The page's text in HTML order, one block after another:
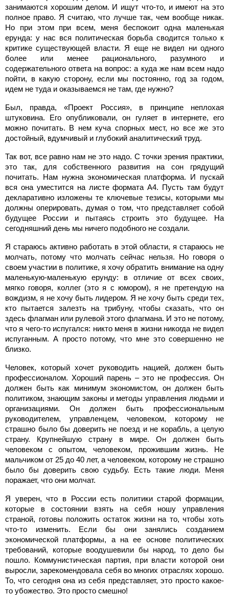
занимаются хорошим делом. И ищут что-то, и имеют на это
полное право. Я считаю, что лучше так, чем вообще никак.
Но при этом при всем, меня беспокоит одна маленькая
ерунда: у нас вся политическая борьба сводится только к
критике существующей власти. Я еще не видел ни одного
более или менее рационального, разумного и
содержательного ответа на вопрос: а куда же нам всем надо
пойти, в какую сторону, если мы постоянно, год за годом,
идем не туда и оказываемся не там, где нужно?
Был, правда, «Проект Россия», в принципе неплохая
штуковина. Его опубликовали, он гуляет в интернете, его
можно почитать. В нем куча спорных мест, но все же это
достойный, вдумчивый и глубокий аналитический труд.
Так вот, все равно нам не это надо. С точки зрения практики,
это так, для собственного развития на сон грядущий
почитать. Нам нужна экономическая платформа. И пускай
вся она уместится на листе формата А4. Пусть там будут
декларативно изложены те ключевые тезисы, которыми мы
должны оперировать, думая о том, что представляет собой
будущее России и пытаясь строить это будущее. На
сегодняшний день мы ничего подобного не создали.
Я стараюсь активно работать в этой области, я стараюсь не
молчать, потому что молчать сейчас нельзя. Но говоря о
своем участии в политике, я хочу обратить внимание на одну
маленькую-маленькую ерунду: в отличие от всех своих,
мягко говоря, коллег (это я с юмором), я не претендую на
вождизм, я не хочу быть лидером. Я не хочу быть среди тех,
кто пытается залезть на трибуну, чтобы сказать, что он
здесь флагман или рулевой этого флагмана. И это не потому,
что я чего-то испугался: никто меня в жизни никогда не видел
испуганным. А просто потому, что мне это совершенно не
близко.
Человек, который хочет руководить нацией, должен быть
профессионалом. Хороший парень – это не профессия. Он
должен быть как минимум экономистом, он должен быть
политиком, знающим законы и методы управления людьми и
организациями. Он должен быть профессиональным
руководителем, управленцем, человеком, которому не
страшно было бы доверить не поезд и не корабль, а целую
страну. Крупнейшую страну в мире. Он должен быть
человеком с опытом, человеком, прожившим жизнь. Не
мальчиком от 25 до 40 лет, а человеком, которому не страшно
было бы доверить свою судьбу. Есть такие люди. Меня
поражает, что они молчат.
Я уверен, что в России есть политики старой формации,
которые в состоянии взять на себя ношу управления
страной, готовы положить остаток жизни на то, чтобы хоть
что-то изменить. Если бы они занялись созданием
экономической платформы, а на ее основе политических
требований, которые воодушевили бы народ, то дело бы
пошло. Коммунистическая партия, при власти которой они
выросли, зарекомендовала себя во многих отраслях хорошо.
То, что сегодня она из себя представляет, это просто какое-
то убожество. Это просто смешно!